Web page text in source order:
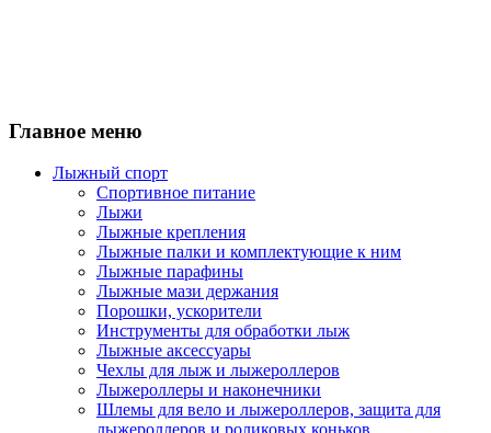
Главное меню
Лыжный спорт
Спортивное питание
Лыжи
Лыжные крепления
Лыжные палки и комплектующие к ним
Лыжные парафины
Лыжные мази держания
Порошки, ускорители
Инструменты для обработки лыж
Лыжные аксессуары
Чехлы для лыж и лыжероллеров
Лыжероллеры и наконечники
Шлемы для вело и лыжероллеров, защита для